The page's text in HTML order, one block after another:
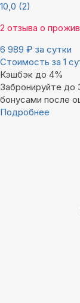
10,0 (2)
2 отзыва о
6 989 ₽ за сутки
Стоимость за 1
Кэшбэк до 4%
Забронируйте до
бонусами после
Подробнее